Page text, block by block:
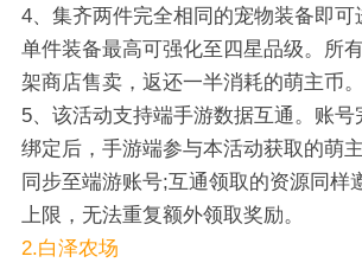
4、集齐两件完全相同的宠物装备即可
单件装备最高可强化至四星品级。所
架商店售卖，返还一半消耗的萌主币。
5、该活动支持端手游数据互通。账
绑定后，手游端参与本活动获取的萌
同步至端游账号;互通领取的资源同样
上限，无法重复额外领取奖励。
2.白泽农场